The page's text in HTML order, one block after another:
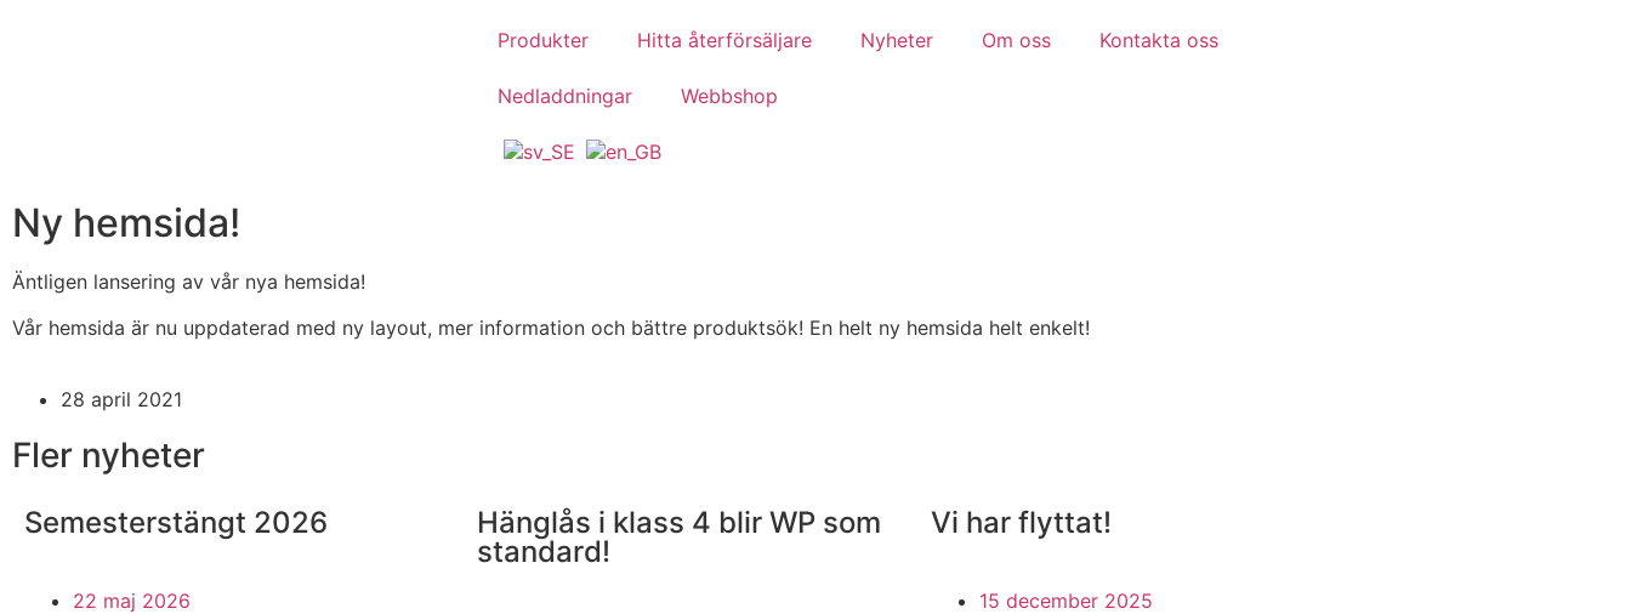
Produkter Hitta återförsäljare Nyheter Om oss Kontakta oss
Nedladdningar Webbshop
Ny hemsida!
Äntligen lansering av vår nya hemsida!
Vår hemsida är nu uppdaterad med ny layout, mer information och bättre produktsök! En helt ny hemsida helt enkelt!
28 april 2021
Fler nyheter
Semesterstängt 2026
22 maj 2026
Hänglås i klass 4 blir WP som
standard!
Vi har flyttat!
15 december 2025